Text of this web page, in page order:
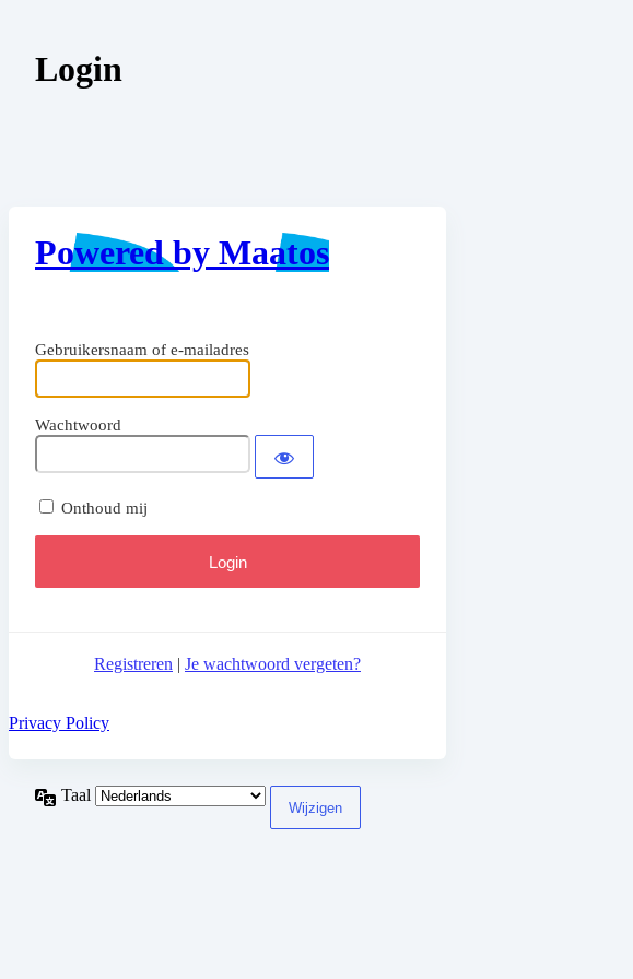
Login
Powered by Maatos
Gebruikersnaam of e-mailadres
Wachtwoord
Onthoud mij
Registreren | Je wachtwoord vergeten?
Privacy Policy
Taal